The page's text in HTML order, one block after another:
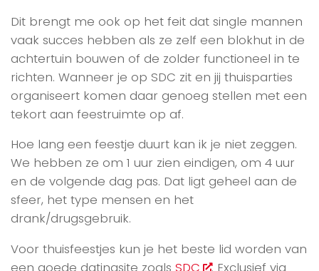
Dit brengt me ook op het feit dat single mannen
vaak succes hebben als ze zelf een blokhut in de
achtertuin bouwen of de zolder functioneel in te
richten. Wanneer je op SDC zit en jij thuisparties
organiseert komen daar genoeg stellen met een
tekort aan feestruimte op af.
Hoe lang een feestje duurt kan ik je niet zeggen.
We hebben ze om 1 uur zien eindigen, om 4 uur
en de volgende dag pas. Dat ligt geheel aan de
sfeer, het type mensen en het
drank/drugsgebruik.
Voor thuisfeestjes kun je het beste lid worden van
een goede datingsite zoals SDC
. Exclusief via